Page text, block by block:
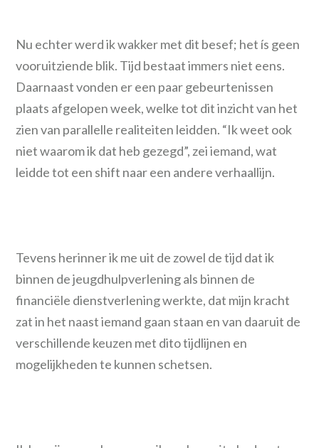
Nu echter werd ik wakker met dit besef; het ís geen
vooruitziende blik. Tijd bestaat immers niet eens.
Daarnaast vonden er een paar gebeurtenissen
plaats afgelopen week, welke tot dit inzicht van het
zien van parallelle realiteiten leidden. “Ik weet ook
niet waarom ik dat heb gezegd”, zei iemand, wat
leidde tot een shift naar een andere verhaallijn.
Tevens herinner ik me uit de zowel de tijd dat ik
binnen de jeugdhulpverlening als binnen de
financiële dienstverlening werkte, dat mijn kracht
zat in het naast iemand gaan staan en van daaruit de
verschillende keuzen met dito tijdlijnen en
mogelijkheden te kunnen schetsen.